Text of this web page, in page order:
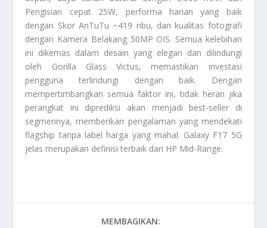
Pengisian cepat 25W, performa harian yang baik
dengan Skor AnTuTu ~419 ribu, dan kualitas fotografi
dengan Kamera Belakang 50MP OIS. Semua kelebihan
ini dikemas dalam desain yang elegan dan dilindungi
oleh Gorilla Glass Victus, memastikan investasi
pengguna terlindungi dengan baik. Dengan
mempertimbangkan semua faktor ini, tidak heran jika
perangkat ini diprediksi akan menjadi best-seller di
segmennya, memberikan pengalaman yang mendekati
flagship tanpa label harga yang mahal. Galaxy F17 5G
jelas merupakan definisi terbaik dari HP Mid-Range.
MEMBAGIKAN: